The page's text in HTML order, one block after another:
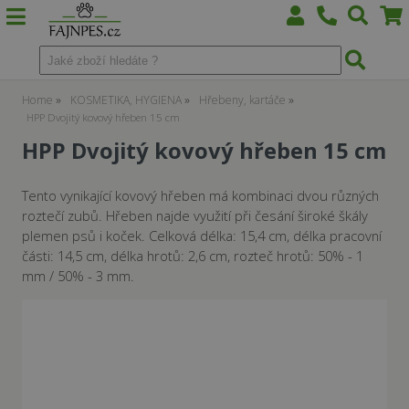
Home KOSMETIKA, HYGIENA Hřebeny, kartáče
HPP Dvojitý kovový hřeben 15 cm
HPP Dvojitý kovový hřeben 15 cm
Tento vynikající kovový hřeben má kombinaci dvou různých
roztečí zubů. Hřeben najde využití při česání široké škály
plemen psů i koček. Celková délka: 15,4 cm, délka pracovní
části: 14,5 cm, délka hrotů: 2,6 cm, rozteč hrotů: 50% - 1
mm / 50% - 3 mm.